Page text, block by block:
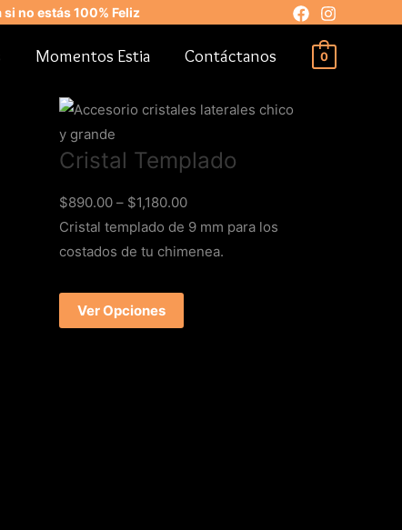
no estás 100% Feliz
Momentos Estia Contáctanos 0
Cristal Templado
$890.00 – $1,180.00
Cristal templado de 9 mm para los
costados de tu chimenea.
Ver Opciones